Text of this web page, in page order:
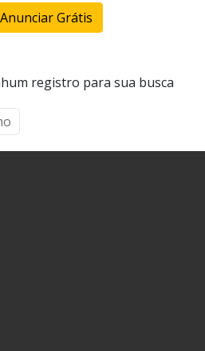
Anunciar Grátis
registro para sua busca